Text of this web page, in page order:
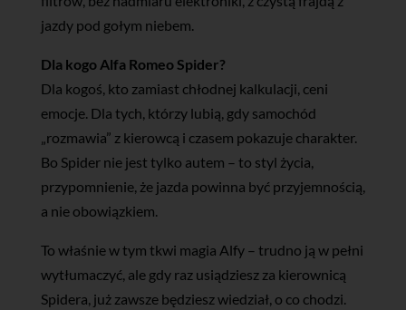
jazdy pod gołym niebem.
Dla kogo Alfa Romeo Spider?
Dla kogoś, kto zamiast chłodnej kalkulacji, ceni
emocje. Dla tych, którzy lubią, gdy samochód
„rozmawia” z kierowcą i czasem pokazuje charakter.
Bo Spider nie jest tylko autem – to styl życia,
przypomnienie, że jazda powinna być przyjemnością,
a nie obowiązkiem.
To właśnie w tym tkwi magia Alfy – trudno ją w pełni
wytłumaczyć, ale gdy raz usiądziesz za kierownicą
Spidera, już zawsze będziesz wiedział, o co chodzi.